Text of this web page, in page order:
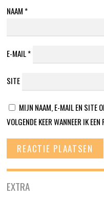
NAAM *
E-MAIL*
SITE
MIJN NAAM, E-MAIL EN SITE
VOLGENDE KEER WANNEER IK
EXTRA